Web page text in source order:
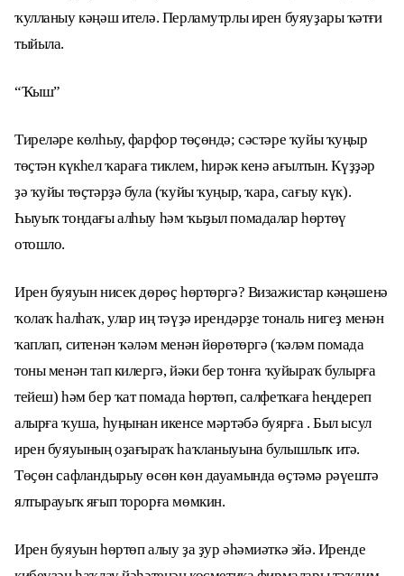
ҡулланыу кәңәш ителә. Перламутрлы ирен буяуҙары ҡәтғи
тыйыла.
“Ҡыш”
Тиреләре көлһыу, фарфор төҫөндә; сәстәре ҡуйы ҡуңыр
төҫтән күкһел ҡараға тиклем, һирәк кенә ағылтын. Күҙҙәр
ҙә ҡуйы төҫтәрҙә була (ҡуйы ҡуңыр, ҡара, сағыу күк).
Һыуыҡ тондағы алһыу һәм ҡыҙыл помадалар һөртөү
отошло.
Ирен буяуын нисек дөрөҫ һөртөргә? Визажистар кәңәшенә
ҡолаҡ һалһаҡ, улар иң тәүҙә ирендәрҙе тональ нигеҙ менән
ҡаплап, ситенән ҡәләм менән йөрөтөргә (ҡәләм помада
тоны менән тап килергә, йәки бер тонға ҡуйыраҡ булырға
тейеш) һәм бер ҡат помада һөртөп, салфеткаға һеңдереп
алырға ҡуша, һуңынан икенсе мәртәбә буярға . Был ысул
ирен буяуының оҙағыраҡ һаҡланыуына булышлыҡ итә.
Төҫөн сафландырыу өсөн көн дауамында өҫтәмә рәүештә
ялтырауыҡ яғып торорға мөмкин.
Ирен буяуын һөртөп алыу ҙа ҙур әһәмиәткә эйә. Иренде